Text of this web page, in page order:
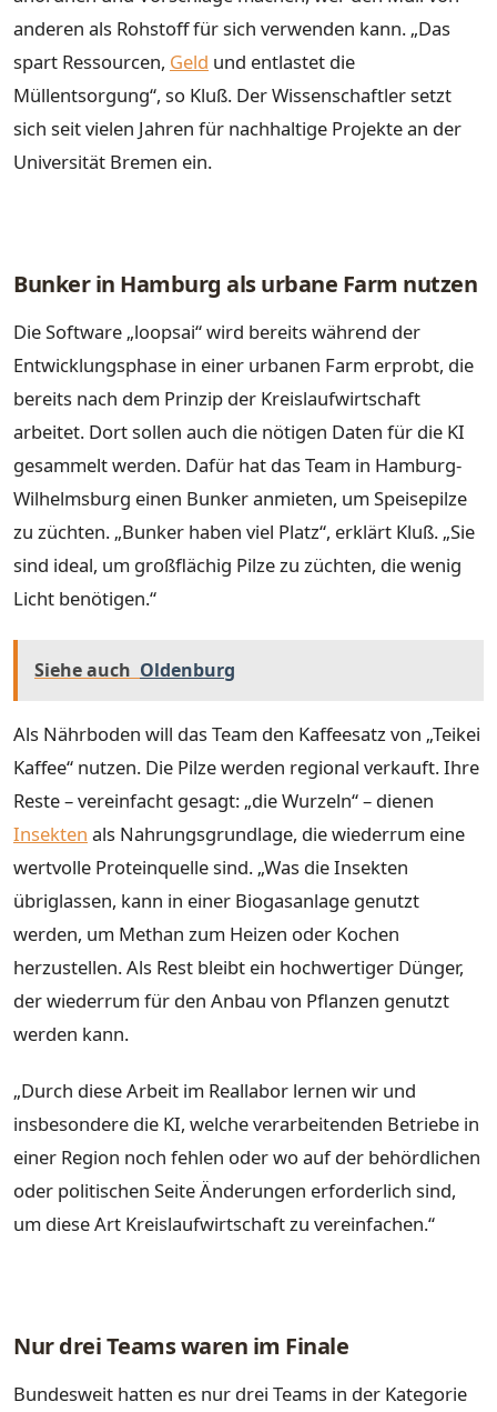
anderen als Rohstoff für sich verwenden kann. „Das
spart Ressourcen, Geld und entlastet die
Müllentsorgung“, so Kluß. Der Wissenschaftler setzt
sich seit vielen Jahren für nachhaltige Projekte an der
Universität Bremen ein.
Bunker in Hamburg als urbane Farm nutzen
Die Software „loopsai“ wird bereits während der
Entwicklungsphase in einer urbanen Farm erprobt, die
bereits nach dem Prinzip der Kreislaufwirtschaft
arbeitet. Dort sollen auch die nötigen Daten für die KI
gesammelt werden. Dafür hat das Team in Hamburg-
Wilhelmsburg einen Bunker anmieten, um Speisepilze
zu züchten. „Bunker haben viel Platz“, erklärt Kluß. „Sie
sind ideal, um großflächig Pilze zu züchten, die wenig
Licht benötigen.“
Siehe auch Oldenburg
Als Nährboden will das Team den Kaffeesatz von „Teikei
Kaffee“ nutzen. Die Pilze werden regional verkauft. Ihre
Reste – vereinfacht gesagt: „die Wurzeln“ – dienen
Insekten als Nahrungsgrundlage, die wiederrum eine
wertvolle Proteinquelle sind. „Was die Insekten
übriglassen, kann in einer Biogasanlage genutzt
werden, um Methan zum Heizen oder Kochen
herzustellen. Als Rest bleibt ein hochwertiger Dünger,
der wiederrum für den Anbau von Pflanzen genutzt
werden kann.
„Durch diese Arbeit im Reallabor lernen wir und
insbesondere die KI, welche verarbeitenden Betriebe in
einer Region noch fehlen oder wo auf der behördlichen
oder politischen Seite Änderungen erforderlich sind,
um diese Art Kreislaufwirtschaft zu vereinfachen.“
Nur drei Teams waren im Finale
Bundesweit hatten es nur drei Teams in der Kategorie